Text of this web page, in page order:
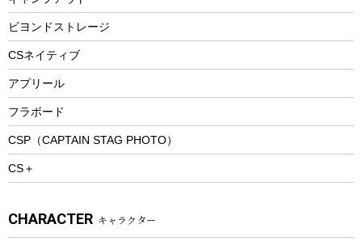
防寒ウェア
トレッキング
トレッキングアクセサリー
プレイグッズ
ウェルネス
ウェア、タオル
ビヨンドストレージ
CSネイティブ
アプリール
フラボード
CSP（CAPTAIN STAG PHOTO）
CS＋
CHARACTER キャラクター